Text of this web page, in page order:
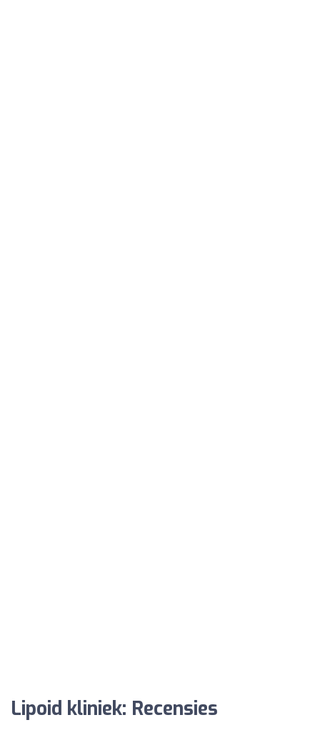
Lipoid kliniek: Recensies